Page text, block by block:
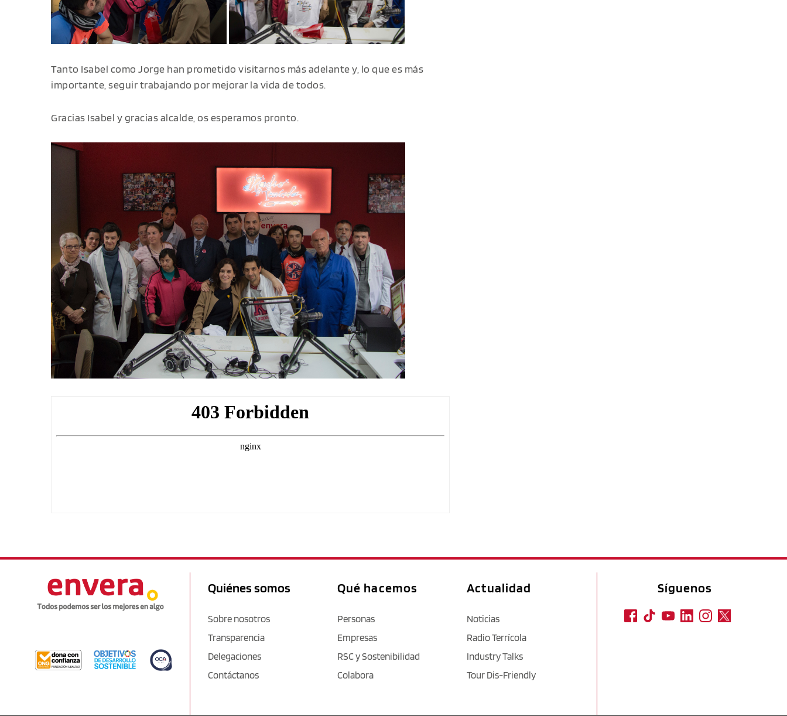
Tanto Isabel como Jorge han prometido visitarnos más adelante y, lo que es más
importante, seguir trabajando por mejorar la vida de todos.
Gracias Isabel y gracias alcalde, os esperamos pronto.
Quiénes somos
Sobre nosotros
Transparencia
Delegaciones
Contáctanos
Qué hacemos
Personas
Empresas
RSC y Sostenibilidad
Colabora
Actualidad
Noticias
Radio Terrícola
Industry Talks
Tour Dis-Friendly
Síguenos